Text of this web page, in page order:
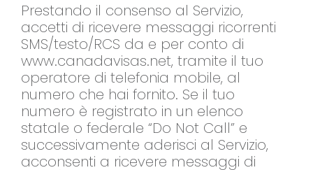
Prestando il consenso al Servizio,
accetti di ricevere messaggi ricorrenti
SMS/testo/RCS da e per conto di
www.canadavisas.net, tramite il tuo
operatore di telefonia mobile, al
numero che hai fornito. Se il tuo
numero è registrato in un elenco
statale o federale “Do Not Call” e
successivamente aderisci al Servizio,
acconsenti a ricevere messaggi di